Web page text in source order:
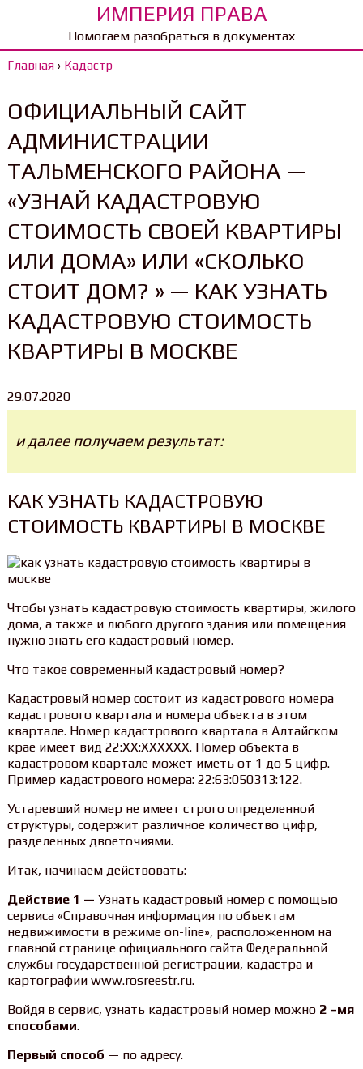
ИМПЕРИЯ ПРАВА
Помогаем разобраться в документах
Главная› Кадастр
ОФИЦИАЛЬНЫЙ САЙТ
АДМИНИСТРАЦИИ
ТАЛЬМЕНСКОГО РАЙОНА —
«УЗНАЙ КАДАСТРОВУЮ
СТОИМОСТЬ СВОЕЙ КВАРТИРЫ
ИЛИ ДОМА» ИЛИ «СКОЛЬКО
СТОИТ ДОМ? » — КАК УЗНАТЬ
КАДАСТРОВУЮ СТОИМОСТЬ
КВАРТИРЫ В МОСКВЕ
29.07.2020
и далее получаем результат:
КАК УЗНАТЬ КАДАСТРОВУЮ
СТОИМОСТЬ КВАРТИРЫ В МОСКВЕ
Чтобы узнать кадастровую стоимость квартиры, жилого
дома, а также и любого другого здания или помещения
нужно знать его кадастровый номер.
Что такое современный кадастровый номер?
Кадастровый номер состоит из кадастрового номера
кадастрового квартала и номера объекта в этом
квартале. Номер кадастрового квартала в Алтайском
крае имеет вид 22:ХХ:ХХХХХХ. Номер объекта в
кадастровом квартале может иметь от 1 до 5 цифр.
Пример кадастрового номера: 22:63:050313:122.
Устаревший номер не имеет строго определенной
структуры, содержит различное количество цифр,
разделенных двоеточиями.
Итак, начинаем действовать:
Действие 1 — Узнать кадастровый номер с помощью
сервиса «Справочная информация по объектам
недвижимости в режиме on-line», расположенном на
главной странице официального сайта Федеральной
службы государственной регистрации, кадастра и
картографии www.rosreestr.ru.
Войдя в сервис, узнать кадастровый номер можно 2 –мя
способами.
Первый способ — по адресу.